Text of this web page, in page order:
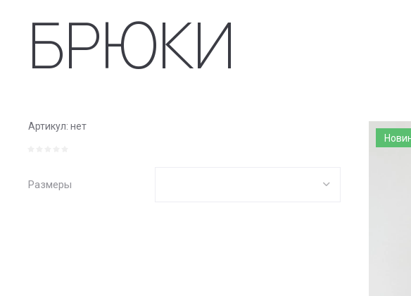
БРЮКИ
БРЮКИ
Артикул: нет
Размеры